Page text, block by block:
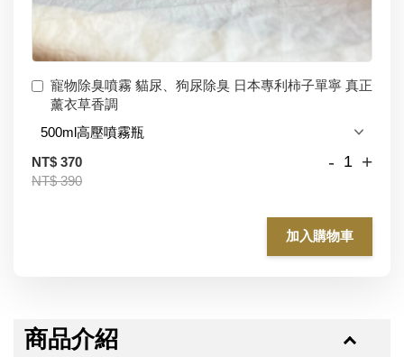
寵物除臭噴霧 貓尿、狗尿除臭 日本專利柿子單寧 真正
薰衣草香調
NT$ 370
NT$ 390
- +
加入購物車
商品介紹